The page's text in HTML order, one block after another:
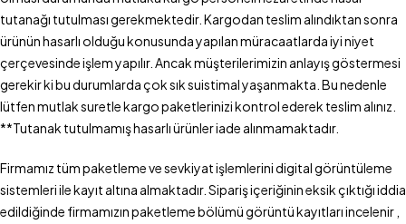
tutanağı tutulması gerekmektedir. Kargodan teslim alındıktan sonra
ürünün hasarlı olduğu konusunda yapılan müracaatlarda iyi niyet
çerçevesinde işlem yapılır. Ancak müşterilerimizin anlayış göstermesi
gerekir ki bu durumlarda çok sık suistimal yaşanmakta. Bu nedenle
lütfen mutlak suretle kargo paketlerinizi kontrol ederek teslim alınız.
**Tutanak tutulmamış hasarlı ürünler iade alınmamaktadır.
Firmamız tüm paketleme ve sevkiyat işlemlerini digital görüntüleme
sistemleri ile kayıt altına almaktadır. Sipariş içeriğinin eksik çıktığı iddia
edildiğinde firmamızın paketleme bölümü görüntü kayıtları incelenir ,